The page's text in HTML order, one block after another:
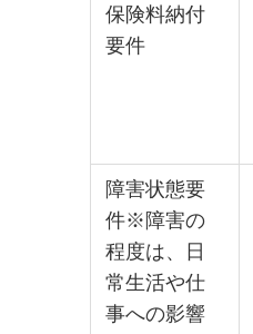
保険料納付
要件
障害状態要
件※障害の
程度は、日
常生活や仕
事への影響